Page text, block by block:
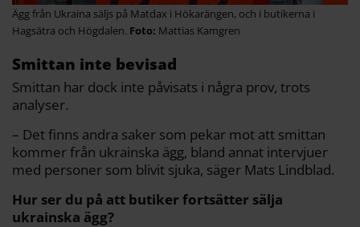
Ägg från Ukraina säljs på Matdax i Hökarängen, och i butikerna i
Hagsätra och Högdalen.
Mattias Kamgren
Smittan inte bevisad
Smittan har dock inte påvisats i några prov, trots
analyser.
– Det finns andra saker som pekar mot att smittan
kommer från ukrainska ägg, bland annat intervjuer
med personer som blivit sjuka, säger Mats Lindblad.
Hur ser du på att butiker fortsätter sälja
ukrainska ägg?